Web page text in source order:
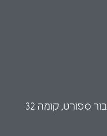
דרך מנחם בגין 7 בית גיבור ספורט, קומה 32